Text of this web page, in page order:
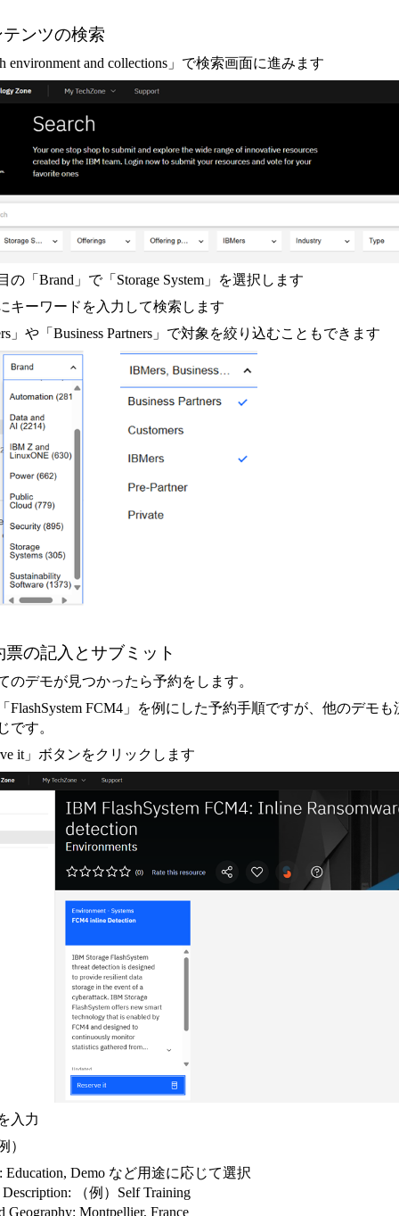
テンツの検索
environment and collections 」で検索画面に進みます
の「 Brand 」で「 Storage System 」を選択します
キーワードを入力して検索します
」や「 Business Partners 」で対象を絞り込むこともできます
票の記入とサブミット
のデモが見つかったら予約をします。
FlashSystem FCM4」を例にした予約手順ですが、他のデモも
です。
it」ボタンをクリックします
入力
）
Education, Demo など用途に応じて選択
Description: （例）Self Training
Geography: Montpellier, France